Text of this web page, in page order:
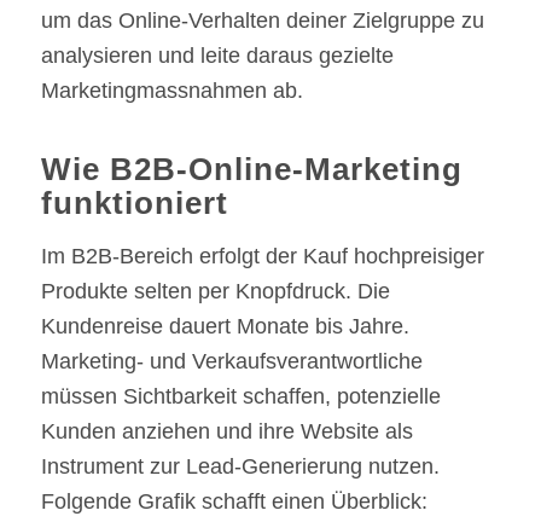
um das Online-Verhalten deiner Zielgruppe zu
analysieren und leite daraus gezielte
Marketingmassnahmen ab.
Wie B2B-Online-Marketing
funktioniert
Im B2B-Bereich erfolgt der Kauf hochpreisiger
Produkte selten per Knopfdruck. Die
Kundenreise dauert Monate bis Jahre.
Marketing- und Verkaufsverantwortliche
müssen Sichtbarkeit schaffen, potenzielle
Kunden anziehen und ihre Website als
Instrument zur Lead-Generierung nutzen.
Folgende Grafik schafft einen Überblick: